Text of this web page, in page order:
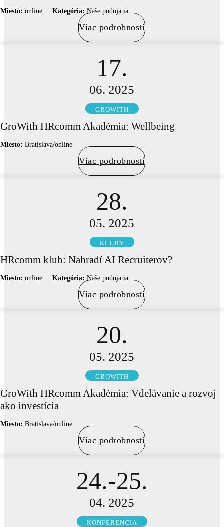
Miesto: online Kategória: Naše podujatia
Viac podrobností
17.
06. 2025
GROWITH
GroWith HRcomm Akadémia: Wellbeing
Miesto: Bratislava/online
Viac podrobností
28.
05. 2025
KLUBY
HRcomm klub: Nahradí AI Recruiterov?
Miesto: online Kategória: Naše podujatia
Viac podrobností
20.
05. 2025
GROWITH
GroWith HRcomm Akadémia: Vdelávanie a rozvoj
ako investícia
Miesto: Bratislava/online
Viac podrobností
24.-25.
04. 2025
KONFERENCIA